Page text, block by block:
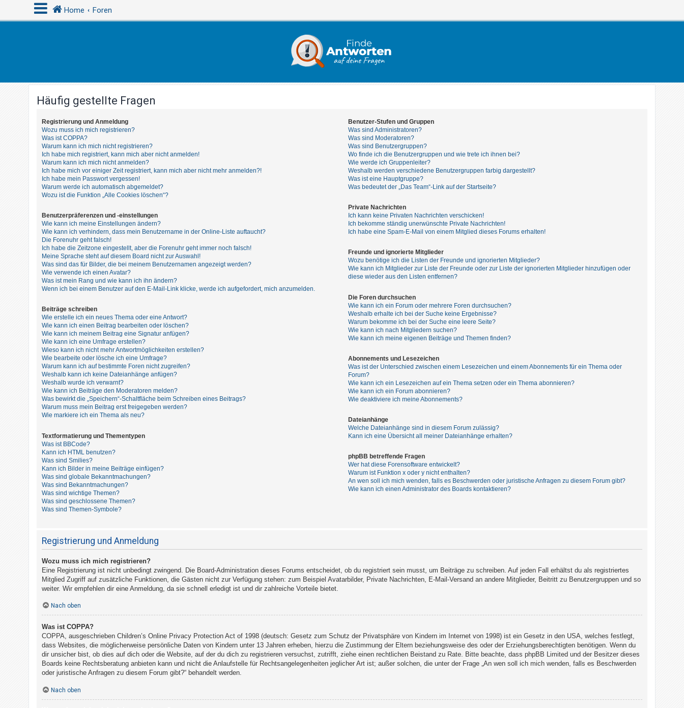
Home Foren
Häufig gestellte Fragen
Registrierung und Anmeldung
Wozu muss ich mich registrieren?
Was ist COPPA?
Warum kann ich mich nicht registrieren?
Ich habe mich registriert, kann mich aber nicht anmelden!
Warum kann ich mich nicht anmelden?
Ich habe mich vor einiger Zeit registriert, kann mich aber nicht mehr anmelden?!
Ich habe mein Passwort vergessen!
Warum werde ich automatisch abgemeldet?
Wozu ist die Funktion „Alle Cookies löschen“?
Benutzerpräferenzen und -einstellungen
Wie kann ich meine Einstellungen ändern?
Wie kann ich verhindern, dass mein Benutzername in der Online-Liste auftaucht?
Die Forenuhr geht falsch!
Ich habe die Zeitzone eingestellt, aber die Forenuhr geht immer noch falsch!
Meine Sprache steht auf diesem Board nicht zur Auswahl!
Was sind das für Bilder, die bei meinem Benutzernamen angezeigt werden?
Wie verwende ich einen Avatar?
Was ist mein Rang und wie kann ich ihn ändern?
Wenn ich bei einem Benutzer auf den E-Mail-Link klicke, werde ich aufgefordert, mich anzumelden.
Beiträge schreiben
Wie erstelle ich ein neues Thema oder eine Antwort?
Wie kann ich einen Beitrag bearbeiten oder löschen?
Wie kann ich meinem Beitrag eine Signatur anfügen?
Wie kann ich eine Umfrage erstellen?
Wieso kann ich nicht mehr Antwortmöglichkeiten erstellen?
Wie bearbeite oder lösche ich eine Umfrage?
Warum kann ich auf bestimmte Foren nicht zugreifen?
Weshalb kann ich keine Dateianhänge anfügen?
Weshalb wurde ich verwarnt?
Wie kann ich Beiträge den Moderatoren melden?
Was bewirkt die „Speichern“-Schaltfläche beim Schreiben eines Beitrags?
Warum muss mein Beitrag erst freigegeben werden?
Wie markiere ich ein Thema als neu?
Textformatierung und Thementypen
Was ist BBCode?
Kann ich HTML benutzen?
Was sind Smilies?
Kann ich Bilder in meine Beiträge einfügen?
Was sind globale Bekanntmachungen?
Was sind Bekanntmachungen?
Was sind wichtige Themen?
Was sind geschlossene Themen?
Was sind Themen-Symbole?
Benutzer-Stufen und Gruppen
Was sind Administratoren?
Was sind Moderatoren?
Was sind Benutzergruppen?
Wo finde ich die Benutzergruppen und wie trete ich ihnen bei?
Wie werde ich Gruppenleiter?
Weshalb werden verschiedene Benutzergruppen farbig dargestellt?
Was ist eine Hauptgruppe?
Was bedeutet der „Das Team“-Link auf der Startseite?
Private Nachrichten
Ich kann keine Privaten Nachrichten verschicken!
Ich bekomme ständig unerwünschte Private Nachrichten!
Ich habe eine Spam-E-Mail von einem Mitglied dieses Forums erhalten!
Freunde und ignorierte Mitglieder
Wozu benötige ich die Listen der Freunde und ignorierten Mitglieder?
Wie kann ich Mitglieder zur Liste der Freunde oder zur Liste der ignorierten Mitglieder hinzufügen oder
diese wieder aus den Listen entfernen?
Die Foren durchsuchen
Wie kann ich ein Forum oder mehrere Foren durchsuchen?
Weshalb erhalte ich bei der Suche keine Ergebnisse?
Warum bekomme ich bei der Suche eine leere Seite?
Wie kann ich nach Mitgliedern suchen?
Wie kann ich meine eigenen Beiträge und Themen finden?
Abonnements und Lesezeichen
Was ist der Unterschied zwischen einem Lesezeichen und einem Abonnements für ein Thema oder
Forum?
Wie kann ich ein Lesezeichen auf ein Thema setzen oder ein Thema abonnieren?
Wie kann ich ein Forum abonnieren?
Wie deaktiviere ich meine Abonnements?
Dateianhänge
Welche Dateianhänge sind in diesem Forum zulässig?
Kann ich eine Übersicht all meiner Dateianhänge erhalten?
phpBB betreffende Fragen
Wer hat diese Forensoftware entwickelt?
Warum ist Funktion x oder y nicht enthalten?
An wen soll ich mich wenden, falls es Beschwerden oder juristische Anfragen zu diesem Forum gibt?
Wie kann ich einen Administrator des Boards kontaktieren?
Registrierung und Anmeldung
Wozu muss ich mich registrieren?
Eine Registrierung ist nicht unbedingt zwingend. Die Board-Administration dieses Forums entscheidet, ob du registriert sein musst, um Beiträge zu schreiben. Auf jeden Fall erhältst du als registriertes
Mitglied Zugriff auf zusätzliche Funktionen, die Gästen nicht zur Verfügung stehen: zum Beispiel Avatarbilder, Private Nachrichten, E-Mail-Versand an andere Mitglieder, Beitritt zu Benutzergruppen und so
weiter. Wir empfehlen dir eine Anmeldung, da sie schnell erledigt ist und dir zahlreiche Vorteile bietet.
Nach oben
Was ist COPPA?
COPPA, ausgeschrieben Children’s Online Privacy Protection Act of 1998 (deutsch: Gesetz zum Schutz der Privatsphäre von Kindern im Internet von 1998) ist ein Gesetz in den USA, welches festlegt,
dass Websites, die möglicherweise persönliche Daten von Kindern unter 13 Jahren erheben, hierzu die Zustimmung der Eltern beziehungsweise des oder der Erziehungsberechtigten benötigen. Wenn du
dir unsicher bist, ob dies auf dich oder die Website, auf der du dich zu registrieren versuchst, zutrifft, ziehe einen rechtlichen Beistand zu Rate. Bitte beachte, dass phpBB Limited und der Besitzer dieses
Boards keine Rechtsberatung anbieten kann und nicht die Anlaufstelle für Rechtsangelegenheiten jeglicher Art ist; außer solchen, die unter der Frage „An wen soll ich mich wenden, falls es Beschwerden
oder juristische Anfragen zu diesem Forum gibt?“ behandelt werden.
Nach oben